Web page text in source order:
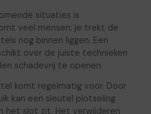
situaties is
veel mensen: je trekt de
nog binnen liggen. Een
over de juiste technieken
schadevrij te openen.
komt regelmatig voor. Door
kan een sleutel plotseling
het slot zit. Het verwijderen